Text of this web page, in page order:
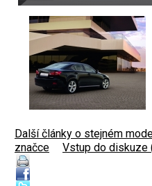
Další články o stejném
značce
Vstup do diskuze